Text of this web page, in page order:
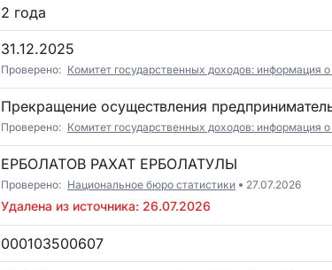
2 года
31.12.2025
Проверено: Комитет государственных доходов: информация о
Прекращение осуществления
Проверено: Комитет государственных доходов: информация о
ЕРБОЛАТОВ РАХАТ ЕРБОЛАТУЛЫ
Проверено: Национальное бюро статистики 27.07.2026
Удалена из источника: 26.07.2026
000103500607